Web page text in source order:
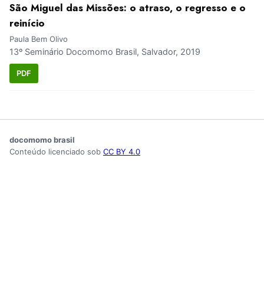
São Miguel das Missões: o atraso, o regresso e o
reinício
Paula Bem Olivo
13º Seminário Docomomo Brasil, Salvador, 2019
PDF
docomomo brasil
Conteúdo licenciado sob CC BY 4.0